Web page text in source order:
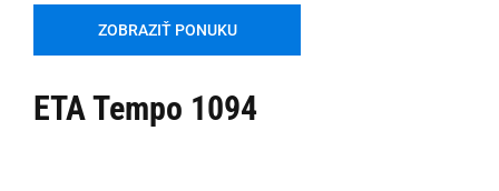
ZOBRAZIŤ PONUKU
ETA Tempo 1094